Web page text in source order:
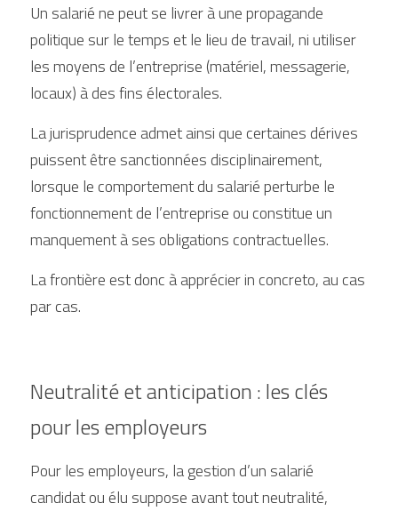
Un salarié ne peut se livrer à une propagande
politique sur le temps et le lieu de travail, ni utiliser
les moyens de l’entreprise (matériel, messagerie,
locaux) à des fins électorales.
La jurisprudence admet ainsi que certaines dérives
puissent être sanctionnées disciplinairement,
lorsque le comportement du salarié perturbe le
fonctionnement de l’entreprise ou constitue un
manquement à ses obligations contractuelles.
La frontière est donc à apprécier in concreto, au cas
par cas.
Neutralité et anticipation : les clés
pour les employeurs
Pour les employeurs, la gestion d’un salarié
candidat ou élu suppose avant tout neutralité,